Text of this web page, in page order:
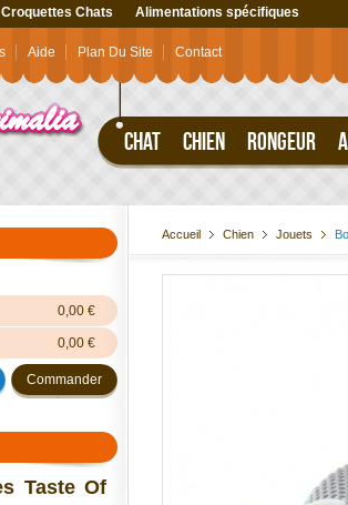
Croquettes Chats Alimentations spécifiques
CHAT CHIEN RONGEUR
Aide Plan Du Site Contact
0,00 €
0,00 €
Commander
Taste Of
Accueil Chien Jouets